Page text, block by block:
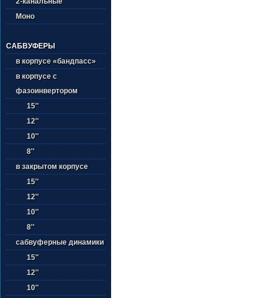
Моно
САБВУФЕРЫ
в корпусе «бандпасс»
в корпусе с
фазоинвертором
15''
12''
10''
8''
в закрытом корпусе
15''
12''
10''
8''
сабвуферные динамики
15''
12''
10''